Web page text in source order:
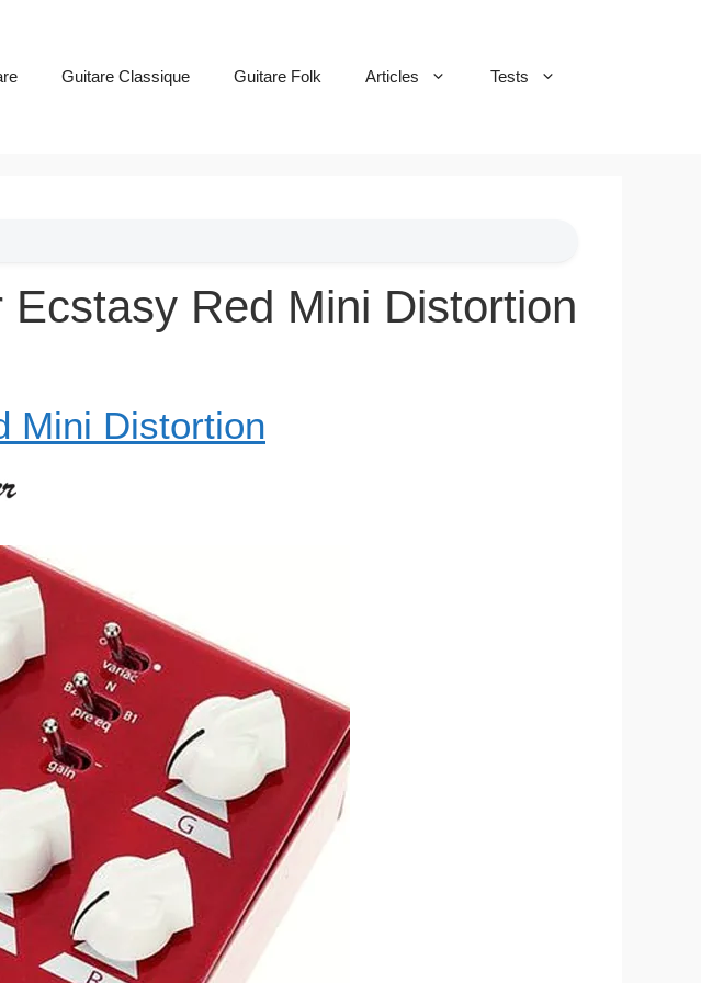
Guitare Classique Guitare Folk Articles Tests
Red Mini Distortion
Mini Distortion